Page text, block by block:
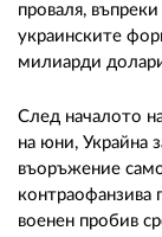
проваля,
украинските
милиарди
След началото
на юни, Украйна
въоръжение
военен пробив